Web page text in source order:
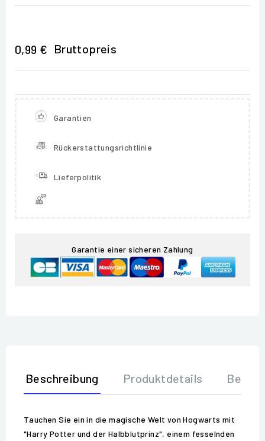
0,99 € Bruttopreis
Garantien
Rückerstattungsrichtlinie
Lieferpolitik
Garantie einer sicheren Zahlung
Beschreibung Produktdetails
Tauchen Sie ein in die magische Welt von Hogwarts mit
"Harry Potter und der Halbblutprinz", einem fesselnden